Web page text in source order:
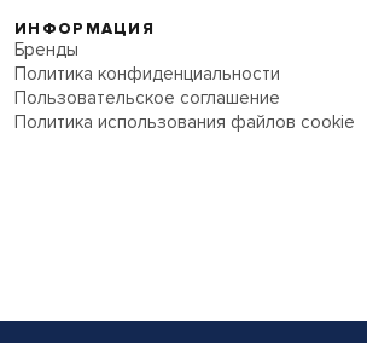
ИНФОРМАЦИЯ
Бренды
Политика конфиденциальности
Пользовательское соглашение
Политика использования файлов cookie